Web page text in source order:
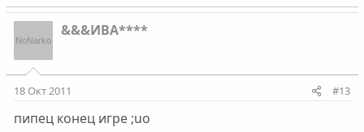
&&&ИВА****
18 Окт 2011 #13
пипец конец игре ;uo